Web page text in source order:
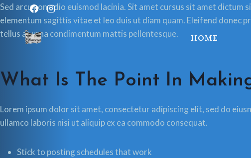
Skip
to
content
HOME
Sed arcu non odio euismod lacinia. Sit amet cursus sit amet
elementum sagittis vitae et leo duis ut diam quam. Eleifend donec
tellus at urna condimentum mattis pellentesque.
What Is The Point In
Lorem ipsum dolor sit amet, consectetur adipiscing elit, sed do
ullamco laboris nisi ut aliquip ex ea commodo consequat.
Stick to posting schedules that work